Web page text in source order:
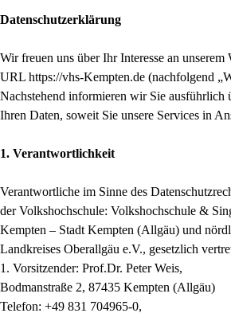
Datenschutzerklärung
Wir freuen uns über Ihr Interesse an unserem
URL https://vhs-Kempten.de (nachfolgend
Nachstehend informieren wir Sie ausführlich
Ihren Daten, soweit Sie unsere Services in
1. Verantwortlichkeit
Verantwortliche im Sinne des
der Volkshochschule: Volkshochschule &
Kempten – Stadt Kempten (Allgäu) und
Landkreises Oberallgäu e.V., gesetzlich
1. Vorsitzender: Prof.Dr. Peter Weis,
Bodmanstraße 2, 87435 Kempten (Allgäu)
Telefon: +49 831 704965-0,